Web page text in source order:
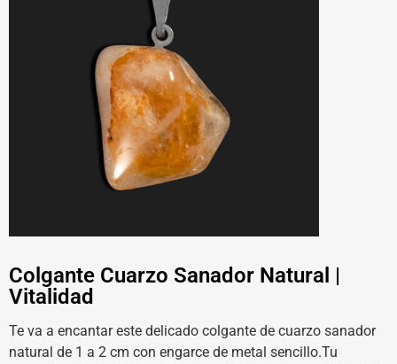
Colgante Cuarzo Sanador Natural |
Vitalidad
Te va a encantar este delicado colgante de cuarzo sanador
natural de 1 a 2 cm con engarce de metal sencillo.Tu